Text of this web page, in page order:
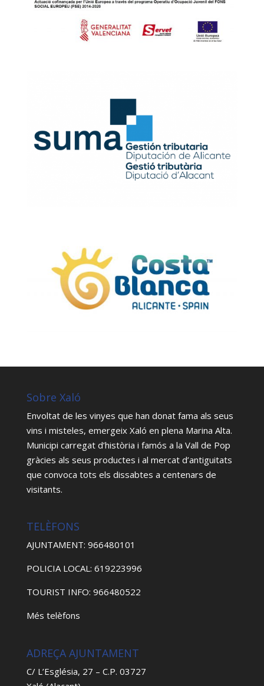
Sobre Xaló
Envoltat de les vinyes que han donat fama als seus
vins i misteles, emergeix Xaló en plena Marina Alta.
Municipi carregat d’història i famós a la Vall de Pop
gràcies als seus productes i al mercat d’antiguitats
que convoca tots els dissabtes a centenars de
visitants.
TELÈFONS
AJUNTAMENT: 966480101
POLICIA LOCAL: 619223996
TOURIST INFO: 966480522
Més telèfons
ADREÇA AJUNTAMENT
C/ L’Església, 27 – C.P. 03727